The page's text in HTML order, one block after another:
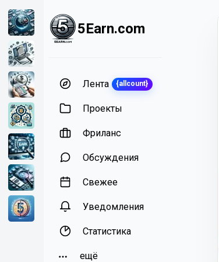
5Earn.com
Лента {allcount}
Проекты
Фриланс
Обсуждения
Свежее
Уведомления
Статистика
ещё